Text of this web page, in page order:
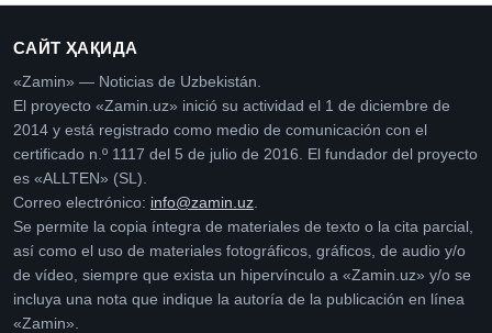
САЙТ ҲАҚИДА
«Zamin» — Noticias de Uzbekistán.
El proyecto «Zamin.uz» inició su actividad el 1 de diciembre de
2014 y está registrado como medio de comunicación con el
certificado n.º 1117 del 5 de julio de 2016. El fundador del proyecto
es «ALLTEN» (SL).
Correo electrónico: info@zamin.uz
Se permite la copia íntegra de materiales de texto o la cita parcial,
así como el uso de materiales fotográficos, gráficos, de audio y/o
de vídeo, siempre que exista un hipervínculo a «Zamin.uz» y/o se
incluya una nota que indique la autoría de la publicación en línea
«Zamin».